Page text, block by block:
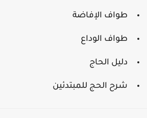
طواف الإفاضة
طواف الوداع
دليل الحاج
شرح الحج للمبتدئين